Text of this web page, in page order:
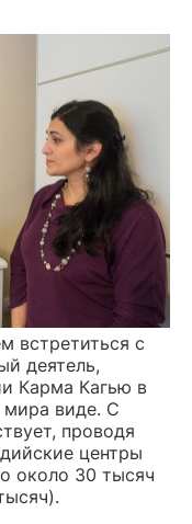
встретиться с
деятель,
Карма Кагью в
мира виде. С
проводя
центры
около 30 тысяч